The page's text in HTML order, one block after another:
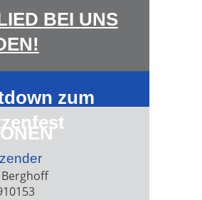
BEI UNS
zum